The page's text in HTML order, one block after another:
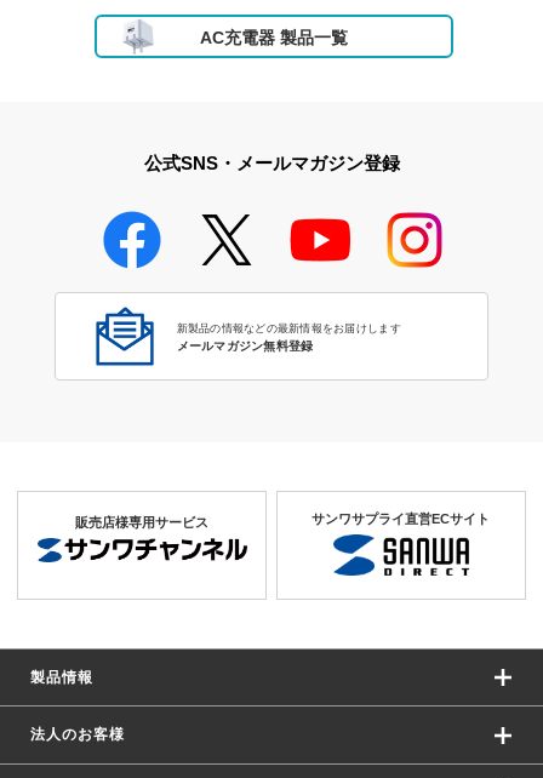
AC充電器 製品一覧
公式SNS・メールマガジン登録
新製品の情報などの最新情報をお届けします
メールマガジン無料登録
販売店様専用サービス サンワサプライ直営ECサイト
製品情報
法人のお客様